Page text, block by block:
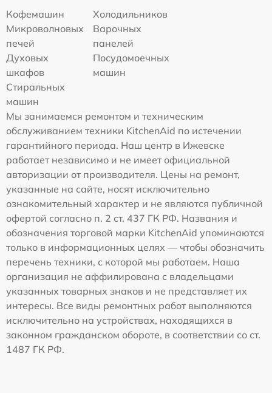
Кофемашин
Холодильников
Микроволновых
печей
Варочных
панелей
Духовых
шкафов
Посудомоечных
машин
Стиральных
машин
Мы занимаемся ремонтом и техническим
обслуживанием техники KitchenAid по истечении
гарантийного периода. Наш центр в Ижевске
работает независимо и не имеет официальной
авторизации от производителя. Цены на ремонт,
указанные на сайте, носят исключительно
ознакомительный характер и не являются публичной
офертой согласно п. 2 ст. 437 ГК РФ. Названия и
обозначения торговой марки KitchenAid упоминаются
только в информационных целях — чтобы обозначить
перечень техники, с которой мы работаем. Наша
организация не аффилирована с владельцами
указанных товарных знаков и не представляет их
интересы. Все виды ремонтных работ выполняются
исключительно на устройствах, находящихся в
законном гражданском обороте, в соответствии со ст.
1487 ГК РФ.